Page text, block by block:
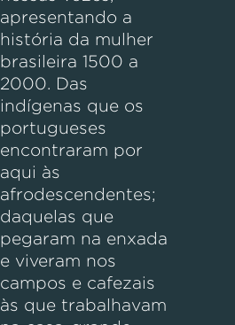
apresentando a
história da mulher
brasileira 1500 a
2000. Das
indígenas que os
portugueses
encontraram por
aqui às
afrodescendentes;
daquelas que
pegaram na enxada
e viveram nos
campos e cafezais
às que trabalhavam